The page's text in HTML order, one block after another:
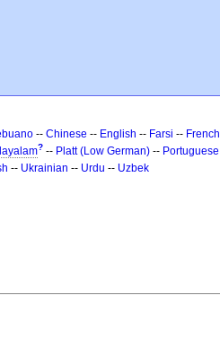
-- Chinese -- English -- Farsi -- French
? -- Platt (Low German) -- Portuguese
-- Ukrainian -- Urdu -- Uzbek